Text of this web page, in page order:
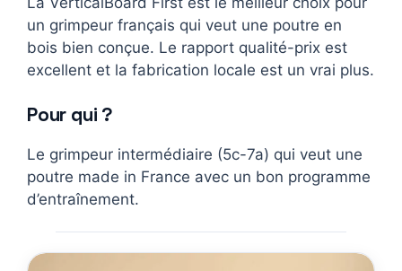
un grimpeur français qui veut une poutre en
bois bien conçue. Le rapport qualité-prix est
excellent et la fabrication locale est un vrai plus.
Pour qui ?
Le grimpeur intermédiaire (5c-7a) qui veut une
poutre made in France avec un bon programme
d’entraînement.